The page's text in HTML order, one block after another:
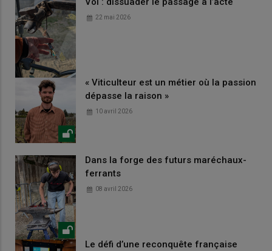
22 mai 2026
« Viticulteur est un métier où la passion
dépasse la raison »
10 avril 2026
Dans la forge des futurs maréchaux-
ferrants
08 avril 2026
Le défi d’une reconquête française